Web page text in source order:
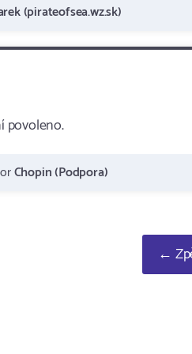
(pirateofsea.wz.sk)
povoleno.
Chopin (Podpora)
←